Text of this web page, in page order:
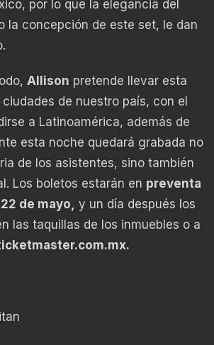
por lo que la elegancia del
la concepción de este set, le dan
Allison pretende llevar esta
de nuestro país, con el
a Latinoamérica, además de
esta noche quedará grabada no
de los asistentes, sino también
Los boletos estarán en preventa
de mayo, y un día después los
las taquillas de los inmuebles o a
.